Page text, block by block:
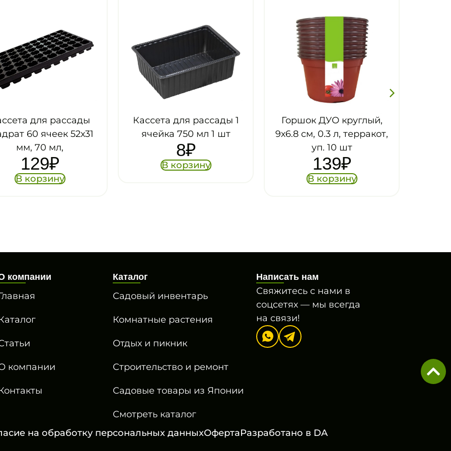
для рассады 1
ячейка 750 мл 1 шт
8₽
В корзину
Горшок ДУО круглый,
9х6.8 см, 0.3 л, терракот,
уп. 10 шт
139₽
Горшок ДУО круглый,
9х6.8 см, 0.3 л,
разноцветный
10₽
В корзину
компании
компании
Каталог
Садовый инвентарь
Комнатные растения
Отдых и пикник
Строительство и ремонт
Садовые товары из Японии
Смотреть каталог
Написать нам
Свяжитесь с нами в
соцсетях — мы всегда
на связи!
на обработку персональных данныхОфертаРазработано в DA